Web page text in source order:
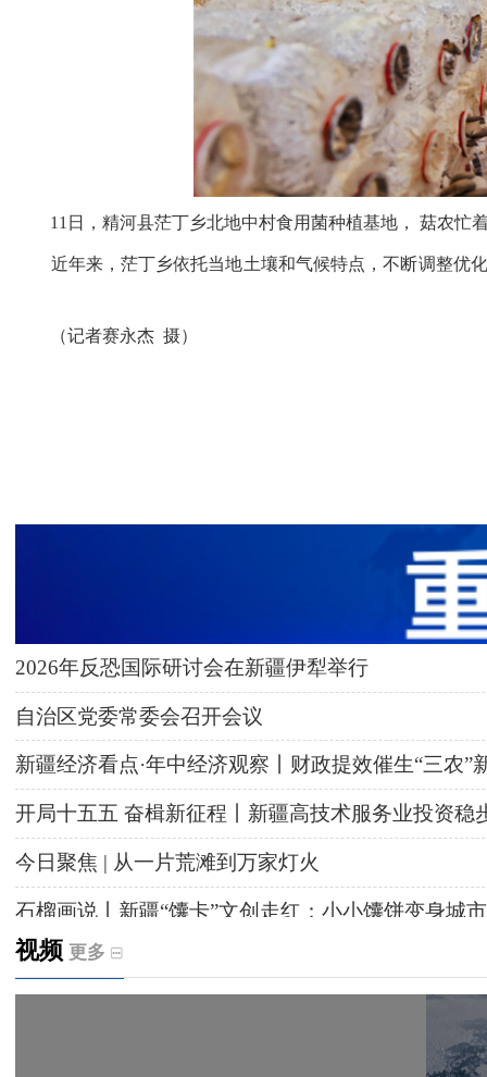
11日，精河县茫丁乡北地中村食用菌种植基地， 菇农忙
近年来，茫丁乡依托当地土壤和气候特点，不断调整优
（记者赛永杰 摄）
2026年反恐国际研讨会在新疆伊犁举行
自治区党委常委会召开会议
新疆经济看点·年中经济观察丨财政提效催生“三农”
开局十五五 奋楫新征程丨新疆高技术服务业投资稳
今日聚焦 | 从一片荒滩到万家灯火
石榴画说丨新疆“馕卡”文创走红：小小馕饼变身城
天山观察丨暑期AI研学热，孩子们究竟学到什么
视频 更多